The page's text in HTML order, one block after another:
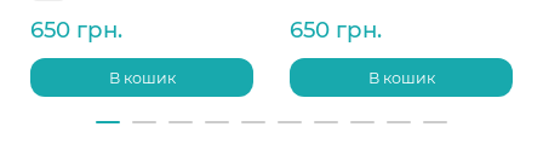
650 грн.
В кошик
650 грн.
В кошик